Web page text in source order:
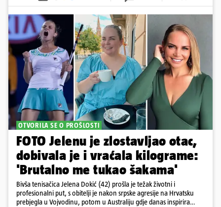
OTVORILA SE O PROŠLOSTI
FOTO Jelenu je zlostavljao otac,
dobivala je i vraćala kilograme:
'Brutalno me tukao šakama'
Bivša tenisačica Jelena Dokić (42) prošla je težak životni i
profesionalni put, s obitelji je nakon srpske agresije na Hrvatsku
prebjegla u Vojvodinu, potom u Australiju gdje danas inspirira